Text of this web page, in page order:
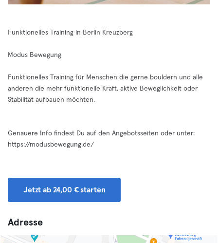
Funktionelles Training in Berlin Kreuzberg
Modus Bewegung
Funktionelles Training für Menschen die gerne bouldern und alle
anderen die mehr funktionelle Kraft, aktive Beweglichkeit oder
Stabilität aufbauen möchten.
Genauere Info findest Du auf den Angebotsseiten oder unter:
https://modusbewegung.de/
Jetzt ab 24,00 € starten
Adresse